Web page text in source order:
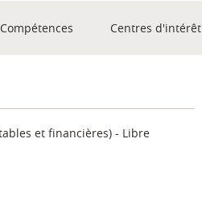
Compétences Centres d'intérêt
et financières) Libre